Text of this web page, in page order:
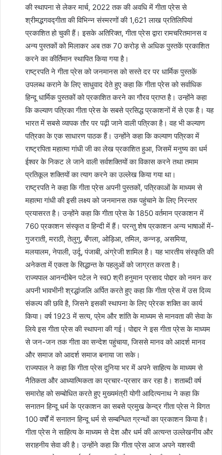
की स्थापना से लेकर मार्च, 2022 तक की अवधि में गीता प्रेस से
श्रीमद्भगवद्गीता की विभिन्न संस्मरणों की 1,621 लाख प्रतिलिपियां
प्रकाशित हो चुकी हैं। इसके अतिरिक्त, गीता प्रेस द्वारा रामचरितमानस व
अन्य पुस्तकों को मिलाकर अब तक 70 करोड़ से अधिक पुस्तकें प्रकाशित
करने का कीर्तिमान स्थापित किया गया है।
राष्ट्रपति ने गीता प्रेस को जनमानस को सस्ते दर पर धार्मिक पुस्तकें
उपलब्ध कराने के लिए साधुवाद देते हुए कहा कि गीता प्रेस को सर्वाधिक
हिन्दू धार्मिक पुस्तकों को प्रकाशित करने का गौरव प्राप्त है। उन्होंने कहा
कि कल्याण पत्रिका गीता प्रेस के सबसे प्रसिद्ध प्रकाशनों में से एक है। यह
भारत में सबसे व्यापक तौर पर पढ़ी जाने वाली पत्रिका है। वह भी कल्याण
पत्रिका के एक साधारण पाठक हैं। उन्होंने कहा कि कल्याण पत्रिका में
राष्ट्रपिता महात्मा गांधी जी का लेख प्रकाशित हुआ, जिसमें मनुष्य का धर्म
ईश्वर के निकट ले जाने वाली सर्वशक्तियों का विकास करने तथा तमाम
प्रतिकूल शक्तियों का त्याग करने का उल्लेख किया गया था।
राष्ट्रपति ने कहा कि गीता प्रेस अपनी पुस्तकों, पत्रिकाओं के माध्यम से
महात्मा गांधी की इसी लक्ष्य को जनमानस तक पहुंचाने के लिए निरन्तर
प्रयासरत है। उन्होंने कहा कि गीता प्रेस के 1850 वर्तमान प्रकाशन में
760 प्रकाशन संस्कृत व हिन्दी में हैं। परन्तु शेष प्रकाशन अन्य भाषाओं में-
गुजराती, मराठी, तेलुगु, बँगला, ओड़िआ, तमिल, कन्नड़, असमिया,
मलयालम, नेपाली, उर्दू, पंजाबी, अंग्रेजी शामिल है। यह भारतीय संस्कृति की
अनेकता में एकता के सिद्धान्त के पहलुओं को जाग्रत करता है।
राज्यपाल आनन्दीबेन पटेल ने स्व0 श्री हनुमान प्रसाद पोद्दार को नमन कर
अपनी भावभीनी श्रद्धांजलि अर्पित करते हुए कहा कि गीता प्रेस में उस दिव्य
संकल्प की छवि है, जिसने इसकी स्थापना के लिए प्रेरक शक्ति का कार्य
किया। वर्ष 1923 में सत्य, प्रेम और शांति के माध्यम से मानवता की सेवा के
लिये इस गीता प्रेस की स्थापना की गई। पोद्दार ने इस गीता प्रेस के माध्यम
से जन-जन तक गीता का सन्देश पहुंचाया, जिससे मानव को आदर्श मानव
और समाज को आदर्श समाज बनाया जा सके।
राज्यपाल ने कहा कि गीता प्रेस दुनिया भर में अपने साहित्य के माध्यम से
नैतिकता और आध्यात्मिकता का प्रचार-प्रसार कर रहा है। शताब्दी वर्ष
समारोह को सम्बोधित करते हुए मुख्यमंत्री योगी आदित्यनाथ ने कहा कि
सनातन हिन्दू धर्म के प्रकाशन का सबसे प्रमुख केन्द्र गीता प्रेस ने विगत
100 वर्षों में सनातन हिन्दू धर्म से सम्बन्धित ग्रन्थों का प्रकाशन किया है।
गीता प्रेस ने साहित्य के माध्यम से देश और धर्म की अत्यन्त उल्लेखनीय और
सराहनीय सेवा की है। उन्होंने कहा कि गीता प्रेस आज अपने यशस्वी